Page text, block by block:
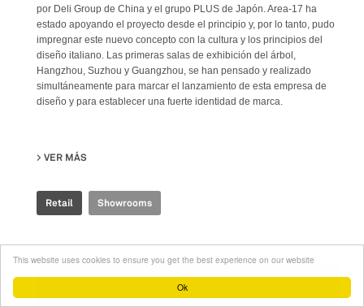
Ok
This website uses cookies to ensure you get the best experience on our website
por Deli Group de China y el grupo PLUS de Japón. Area-17 ha
estado apoyando el proyecto desde el principio y, por lo tanto, pudo
impregnar este nuevo concepto con la cultura y los principios del
diseño italiano. Las primeras salas de exhibición del árbol,
Hangzhou, Suzhou y Guangzhou, se han pensado y realizado
simultáneamente para marcar el lanzamiento de esta empresa de
diseño y para establecer una fuerte identidad de marca.
VER MÁS
Retail Showrooms